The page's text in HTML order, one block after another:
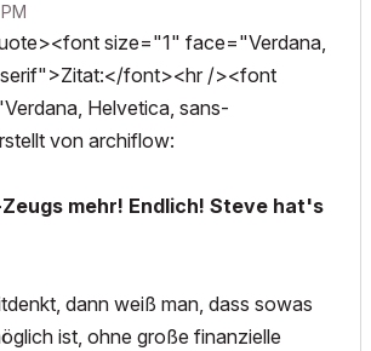
size="1" face="Verdana,
font><hr /><font
Helvetica, sans-
von archiflow:
mehr! Endlich! Steve hat's
dann weiß man, dass sowas
ist, ohne große finanzielle